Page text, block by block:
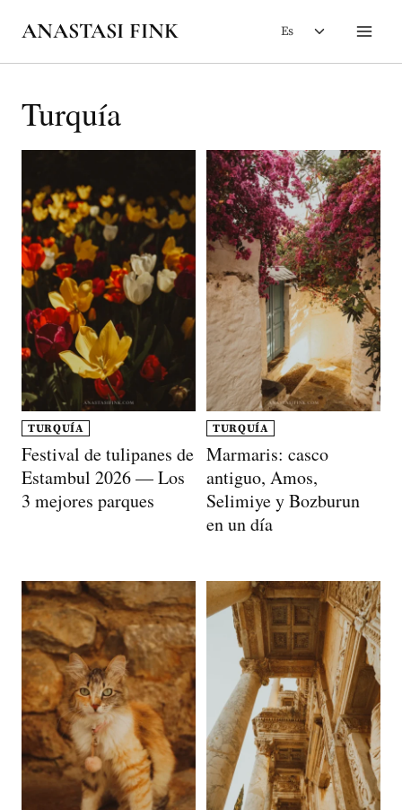
contenido
ANASTASI FINK Es
Alternar
hijo
Turquía
TURQUÍA
Festival de tulipanes de
Estambul 2026 — Los
3 mejores parques
TURQUÍA
Marmaris: casco
antiguo, Amos,
Selimiye y Bozburun
en un día